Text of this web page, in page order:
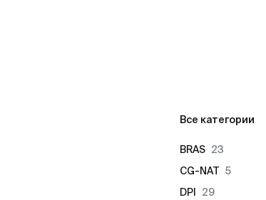
Все категории
BRAS 23
CG-NAT 5
DPI
29